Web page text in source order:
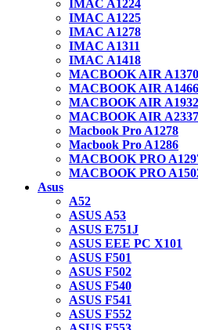
IMAC A1224
IMAC A1225
IMAC A1278
IMAC A1311
IMAC A1418
MACBOOK AIR A1370
MACBOOK AIR A1466
MACBOOK AIR A1932
MACBOOK AIR A2337
Macbook Pro A1278
Macbook Pro A1286
MACBOOK PRO
MACBOOK PRO
Asus
A52
ASUS A53
ASUS E751J
ASUS EEE PC X101
ASUS F501
ASUS F502
ASUS F540
ASUS F541
ASUS F552